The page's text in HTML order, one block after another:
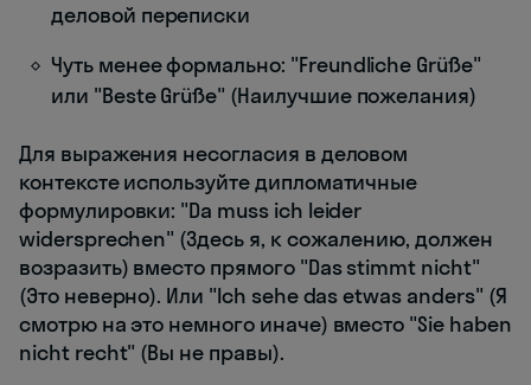
деловой переписки
Чуть менее формально: "Freundliche Grüße"
или "Beste Grüße" (Наилучшие пожелания)
Для выражения несогласия в деловом
контексте используйте дипломатичные
формулировки: "Da muss ich leider
widersprechen" (Здесь я, к сожалению, должен
возразить) вместо прямого "Das stimmt nicht"
(Это неверно). Или "Ich sehe das etwas anders" (Я
смотрю на это немного иначе) вместо "Sie haben
nicht recht" (Вы не правы).